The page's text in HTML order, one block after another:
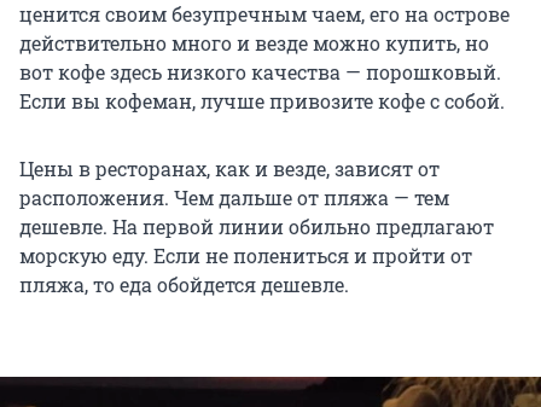
ценится своим безупречным чаем, его на острове
действительно много и везде можно купить, но
вот кофе здесь низкого качества — порошковый.
Если вы кофеман, лучше привозите кофе с собой.
Цены в ресторанах, как и везде, зависят от
расположения. Чем дальше от пляжа — тем
дешевле. На первой линии обильно предлагают
морскую еду. Если не полениться и пройти от
пляжа, то еда обойдется дешевле.